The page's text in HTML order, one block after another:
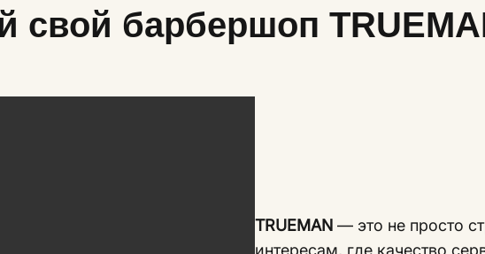
свой барбершоп
TRUEMAN — это не просто
интересам, где качество